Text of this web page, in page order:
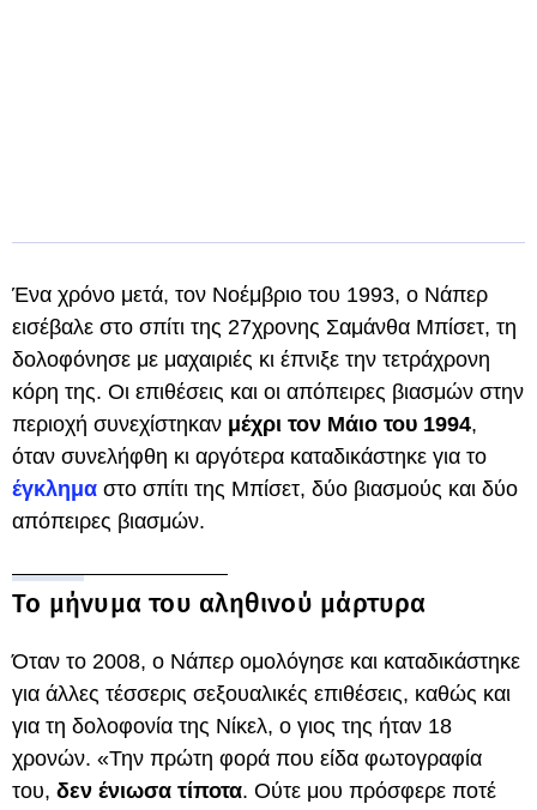
Ένα χρόνο μετά, τον Νοέμβριο του 1993, ο Νάπερ
εισέβαλε στο σπίτι της 27χρονης Σαμάνθα Μπίσετ, τη
δολοφόνησε με μαχαιριές κι έπνιξε την τετράχρονη
κόρη της. Οι επιθέσεις και οι απόπειρες βιασμών στην
περιοχή συνεχίστηκαν μέχρι τον Μάιο του 1994,
όταν συνελήφθη κι αργότερα καταδικάστηκε για το
έγκλημα στο σπίτι της Μπίσετ, δύο βιασμούς και δύο
απόπειρες βιασμών.
Το μήνυμα του αληθινού μάρτυρα
Όταν το 2008, ο Νάπερ ομολόγησε και καταδικάστηκε
για άλλες τέσσερις σεξουαλικές επιθέσεις, καθώς και
για τη δολοφονία της Νίκελ, ο γιος της ήταν 18
χρονών. «Την πρώτη φορά που είδα φωτογραφία
του, δεν ένιωσα τίποτα. Ούτε μου πρόσφερε ποτέ